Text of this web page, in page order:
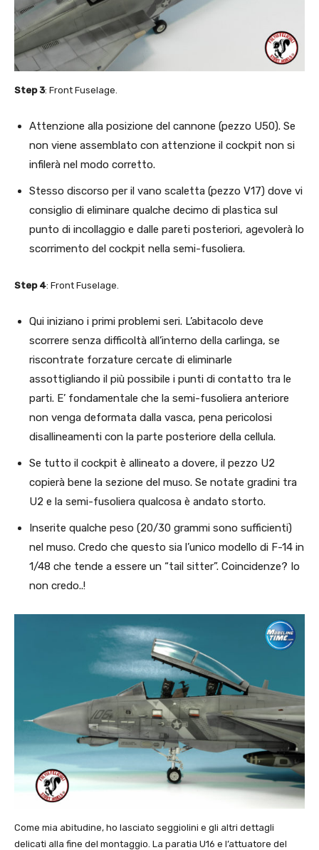
Step 3: Front Fuselage.
Attenzione alla posizione del cannone (pezzo U50). Se
non viene assemblato con attenzione il cockpit non si
infilerà nel modo corretto.
Stesso discorso per il vano scaletta (pezzo V17) dove vi
consiglio di eliminare qualche decimo di plastica sul
punto di incollaggio e dalle pareti posteriori, agevolerà lo
scorrimento del cockpit nella semi-fusoliera.
Step 4: Front Fuselage.
Qui iniziano i primi problemi seri. L’abitacolo deve
scorrere senza difficoltà all’interno della carlinga, se
riscontrate forzature cercate di eliminarle
assottigliando il più possibile i punti di contatto tra le
parti. E’ fondamentale che la semi-fusoliera anteriore
non venga deformata dalla vasca, pena pericolosi
disallineamenti con la parte posteriore della cellula.
Se tutto il cockpit è allineato a dovere, il pezzo U2
copierà bene la sezione del muso. Se notate gradini tra
U2 e la semi-fusoliera qualcosa è andato storto.
Inserite qualche peso (20/30 grammi sono sufficienti)
nel muso. Credo che questo sia l’unico modello di F-14 in
1/48 che tende a essere un “tail sitter”. Coincidenze? Io
non credo..!
Come mia abitudine, ho lasciato seggiolini e gli altri dettagli
delicati alla fine del montaggio. La paratia U16 e l’attuatore del